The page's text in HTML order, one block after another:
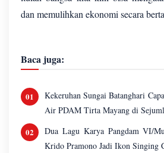
dan memulihkan ekonomi secara
Baca juga:
Kekeruhan Sungai Batanghari
Air PDAM Tirta Mayang di
Dua Lagu Karya Pangdam VI/
Krido Pramono Jadi Ikon Singing